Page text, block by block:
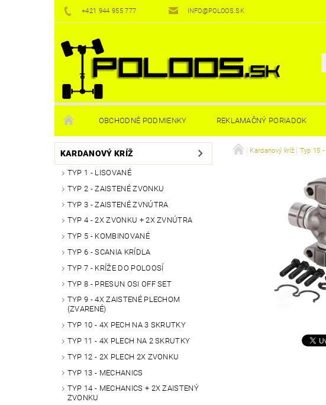
+421 944 955 777 INFO@POLOOS.SK
OBCHODNÉ PODMIENKY REKLAMAČNÝ PORIADOK
KARDANOVÝ KRÍŽ
TYP 1 - LISOVANÉ
TYP 2 - ZAISTENÉ ZVONKU
TYP 3 - ZAISTENÉ ZVNÚTRA
TYP 4 - 2X ZVONKU + 2X ZVNÚTRA
TYP 5 - KOMBINOVANÉ
TYP 6 - SCANIA KRÍDLA
TYP 7 - KRÍŽE DO POLOOSÍ
TYP 8 - PRESUN OSI OFF SET
TYP 9 - 4X ZAISTENÉ PLECHOM
(ZVARENÉ)
TYP 10 - 4X PECH NA 3 SKRUTKY
TYP 11 - 4X PLECH NA 2 SKRUTKY
TYP 12 - 2X PLECH 2X ZVONKU
TYP 13 - MECHANICS
TYP 14 - MECHANICS + 2X ZAISTENÝ
ZVONKU
Kardanový kríž Typ 15